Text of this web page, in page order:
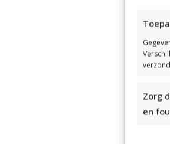
Zorg
en